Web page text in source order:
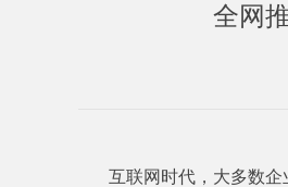
全网
互联网时代，大多数